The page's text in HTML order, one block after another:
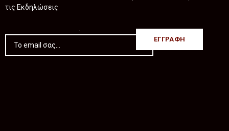
τις Εκδηλώσεις